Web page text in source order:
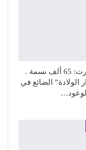
تامنصورت: 65 ألف نسمة .
الولادة” الضائع في